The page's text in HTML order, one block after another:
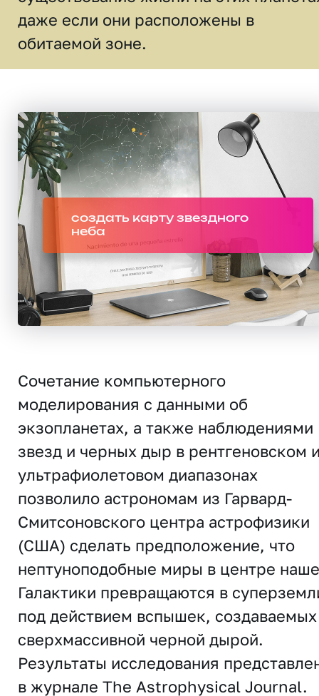
даже если они расположены в
обитаемой зоне.
создать карту звездного
неба
Сочетание компьютерного
моделирования с данными об
экзопланетах, а также наблюдениями
звезд и черных дыр в рентгеновском
ультрафиолетовом диапазонах
позволило астрономам из Гарвард-
Смитсоновского центра астрофизики
(США) сделать предположение, что
нептуноподобные миры в центре
Галактики превращаются в
под действием вспышек, создаваемых
сверхмассивной черной дырой.
Результаты исследования
в журнале The Astrophysical Journal.